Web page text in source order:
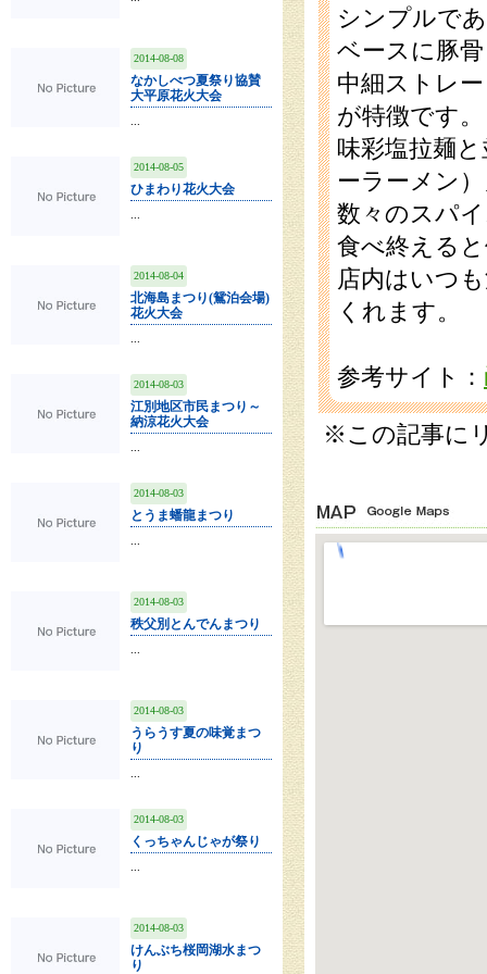
2014-08-08
なかしべつ夏祭り協賛
大平原花火大会
2014-08-05
ひまわり花火大会
2014-08-04
北海島まつり(鴛泊会場)
花火大会
2014-08-03
江別地区市民まつり～
納涼花火大会
2014-08-03
とうま蟠龍まつり
2014-08-03
秩父別とんでんまつり
2014-08-03
うらうす夏の味覚まつ
り
2014-08-03
くっちゃんじゃが祭り
2014-08-03
けんぶち桜岡湖水まつ
り
シンプルで
ベースに豚
中細ストレ
が特徴です。
味彩塩拉麺
ーラーメン
数々のスパ
食べ終える
店内はいつ
くれます。
参考サイト：
※この記事に